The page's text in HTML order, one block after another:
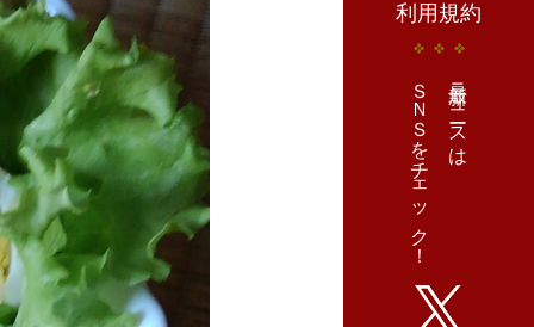
利用規約
最新ニュースは
ＳＮＳをチェック！